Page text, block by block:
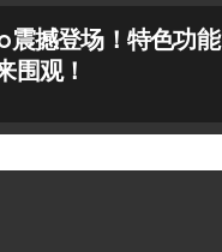
震撼登场！特色功能
围观！